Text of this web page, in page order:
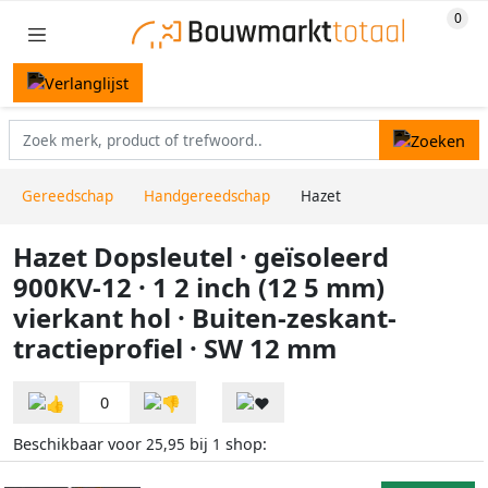
Gereedschap Handgereedschap Hazet
Hazet Dopsleutel · geïsoleerd
900KV-12 · 1 2 inch (12 5 mm)
vierkant hol · Buiten-zeskant-
tractieprofiel · SW 12 mm
0
Beschikbaar voor 25,95 bij 1 shop: